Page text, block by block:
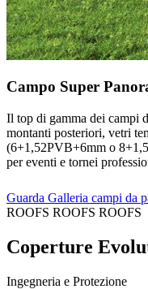
Campo Super
Il top di gamma dei campi
montanti posteriori, vetri
(6+1,52PVB+6mm o
per eventi e tornei
Guarda Galleria campi da
ROOFS ROOFS ROOFS
Coperture
Ingegneria e Protezione